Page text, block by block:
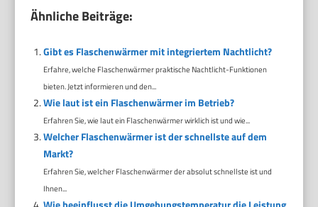
Ähnliche Beiträge:
Gibt es Flaschenwärmer mit integriertem Nachtlicht?
Erfahre, welche Flaschenwärmer praktische Nachtlicht-Funktionen
bieten. Jetzt informieren und den...
Wie laut ist ein Flaschenwärmer im Betrieb?
Erfahren Sie, wie laut ein Flaschenwärmer wirklich ist und wie...
Welcher Flaschenwärmer ist der schnellste auf dem
Markt?
Erfahren Sie, welcher Flaschenwärmer der absolut schnellste ist und
Ihnen...